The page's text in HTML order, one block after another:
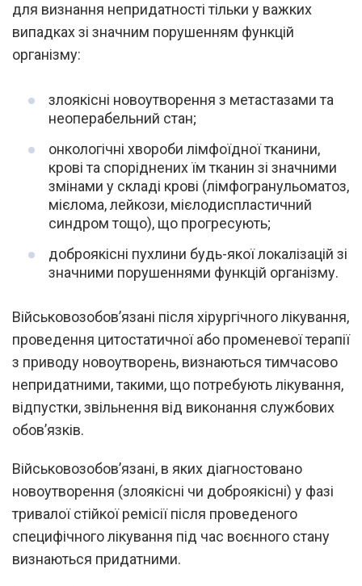
для визнання непридатності тільки у важких
випадках зі значним порушенням функцій
організму:
злоякісні новоутворення з метастазами та
неоперабельний стан;
онкологічні хвороби лімфоїдної тканини,
крові та споріднених їм тканин зі значними
змінами у складі крові (лімфогранульоматоз,
мієлома, лейкози, мієлодиспластичний
синдром тощо), що прогресують;
доброякісні пухлини будь-якої локалізацій зі
значними порушеннями функцій організму.
Військовозобов’язані після хірургічного лікування,
проведення цитостатичної або променевої терапії
з приводу новоутворень, визнаються тимчасово
непридатними, такими, що потребують лікування,
відпустки, звільнення від виконання службових
обов’язків.
Військовозобов’язані, в яких діагностовано
новоутворення (злоякісні чи доброякісні) у фазі
тривалої стійкої ремісії після проведеного
специфічного лікування під час воєнного стану
визнаються придатними.